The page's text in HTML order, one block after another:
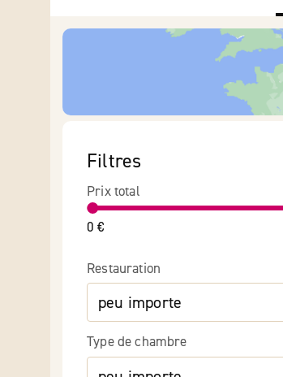
Filtres
Prix total
0 €
Restauration
Type de chambre